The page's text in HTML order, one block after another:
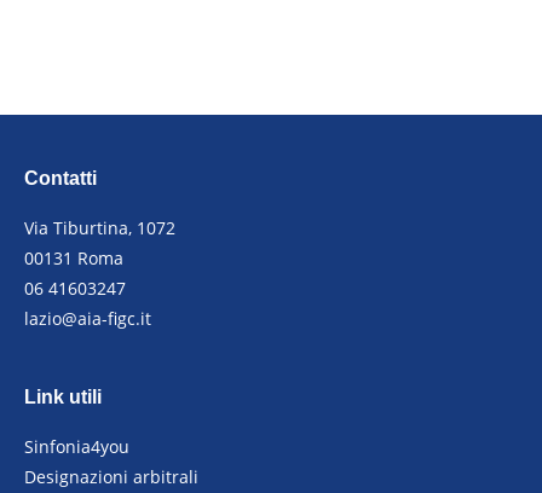
Contatti
Via Tiburtina, 1072
00131 Roma
06 41603247
lazio@aia-figc.it
Link utili
Sinfonia4you
Designazioni arbitrali